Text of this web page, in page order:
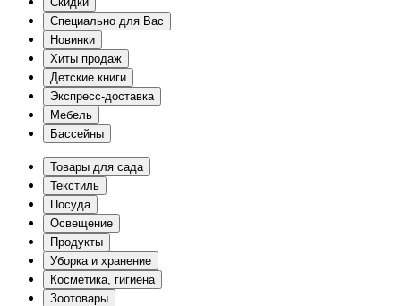
Специально для Вас
Новинки
Хиты продаж
Детские книги
Экспресс-доставка
Мебель
Бассейны
Товары для сада
Текстиль
Посуда
Освещение
Продукты
Уборка и хранение
Косметика, гигиена
Зоотовары